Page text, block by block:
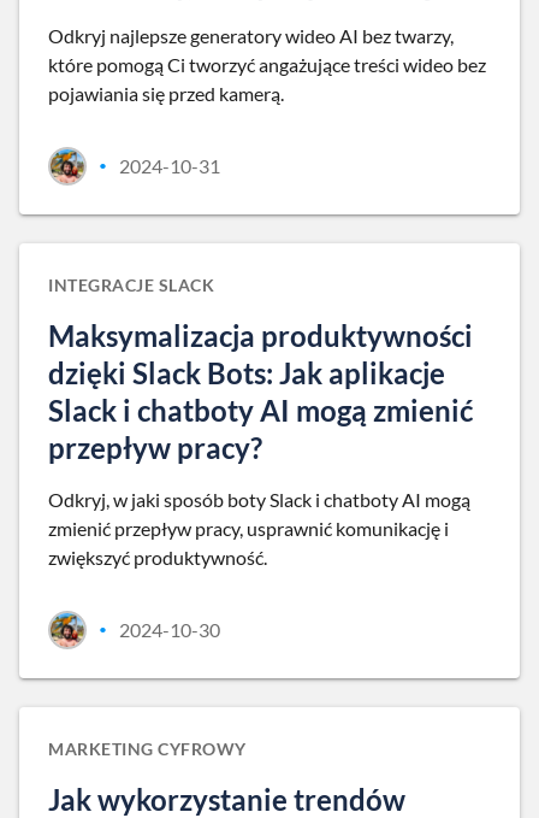
Odkryj najlepsze generatory wideo AI bez twarzy,
które pomogą Ci tworzyć angażujące treści wideo bez
pojawiania się przed kamerą.
• 2024-10-31
INTEGRACJE SLACK
Maksymalizacja produktywności
dzięki Slack Bots: Jak aplikacje
Slack i chatboty AI mogą zmienić
przepływ pracy?
Odkryj, w jaki sposób boty Slack i chatboty AI mogą
zmienić przepływ pracy, usprawnić komunikację i
zwiększyć produktywność.
• 2024-10-30
MARKETING CYFROWY
Jak wykorzystanie trendów